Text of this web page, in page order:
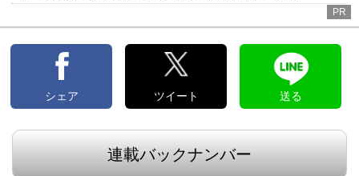
PR
シェア ツイート 送る
連載バックナンバー